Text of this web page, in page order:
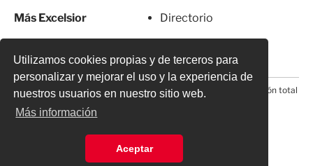
Utilizamos cookies propias y de terceros para
personalizar y mejorar el uso y la experiencia de
nuestros usuarios en nuestro sitio web.
Más información
Aceptar
Más Excelsior
Directorio
© 2026 Todos los derechos reservados. Prohibida la reproducción total
o parcial, incluyendo cualquier medio electrónico*